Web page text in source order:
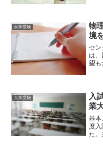
大学受験
物
境
セ
は
望も
な
大学受験
入
業
基本
度
た。